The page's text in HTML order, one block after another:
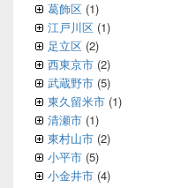
葛飾区 (1)
江戸川区 (1)
足立区 (2)
西東京市 (2)
武蔵野市 (5)
東久留米市 (1)
清瀬市 (1)
東村山市 (2)
小平市 (5)
小金井市 (4)